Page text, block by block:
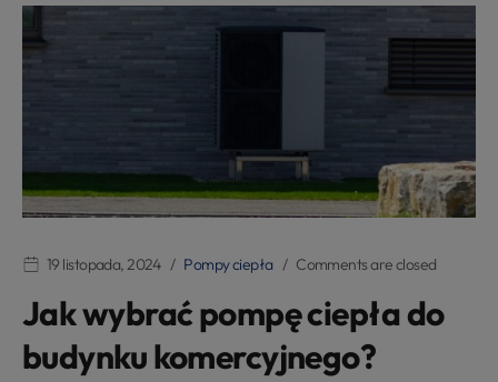
19 listopada, 2024 Pompy ciepła Comments are closed
Jak wybrać pompę ciepła do
budynku komercyjnego?